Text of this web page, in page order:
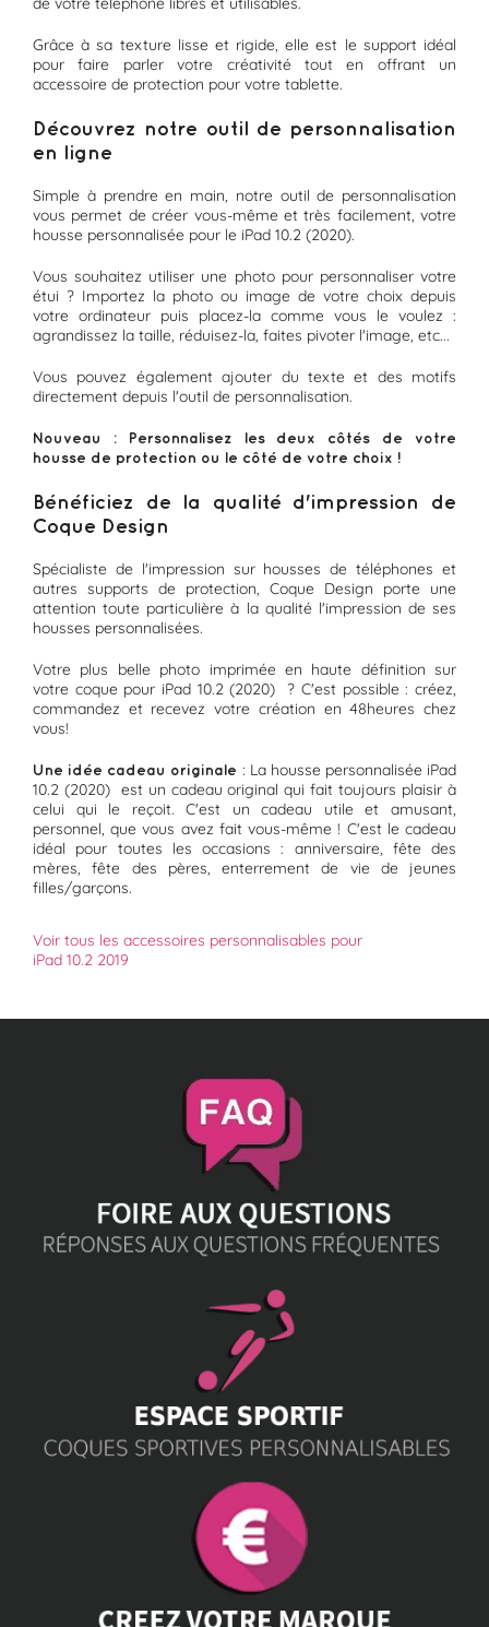
Grâce à sa texture lisse et rigide, elle est le support idéal
pour faire parler votre créativité tout en offrant un
accessoire de protection pour votre tablette.
Découvrez notre outil de personnalisation
en ligne
Simple à prendre en main, notre outil de personnalisation
vous permet de créer vous-même et très facilement, votre
housse personnalisée pour le iPad 10.2 (2020).
Vous souhaitez utiliser une photo pour personnaliser votre
étui ? Importez la photo ou image de votre choix depuis
votre ordinateur puis placez-la comme vous le voulez :
agrandissez la taille, réduisez-la, faites pivoter l'image, etc...
Vous pouvez également ajouter du texte et des motifs
directement depuis l'outil de personnalisation.
Nouveau : Personnalisez les deux côtés de votre
housse de protection ou le côté de votre choix !
Bénéficiez de la qualité d'impression de
Coque Design
Spécialiste de l'impression sur housses de téléphones et
autres supports de protection, Coque Design porte une
attention toute particulière à la qualité l'impression de ses
housses personnalisées.
Votre plus belle photo imprimée en haute définition sur
votre coque pour iPad 10.2 (2020) ? C'est possible : créez,
commandez et recevez votre création en 48heures chez
vous!
Une idée cadeau originale : La housse personnalisée iPad
10.2 (2020) est un cadeau original qui fait toujours plaisir à
celui qui le reçoit. C'est un cadeau utile et amusant,
personnel, que vous avez fait vous-même ! C'est le cadeau
idéal pour toutes les occasions : anniversaire, fête des
mères, fête des pères, enterrement de vie de jeunes
filles/garçons.
Voir tous les accessoires personnalisables pour
iPad 10.2 2019